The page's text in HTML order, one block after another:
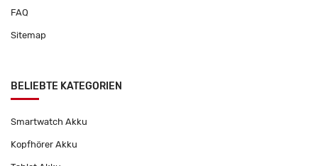
FAQ
Sitemap
BELIEBTE KATEGORIEN
Smartwatch Akku
Kopfhörer Akku